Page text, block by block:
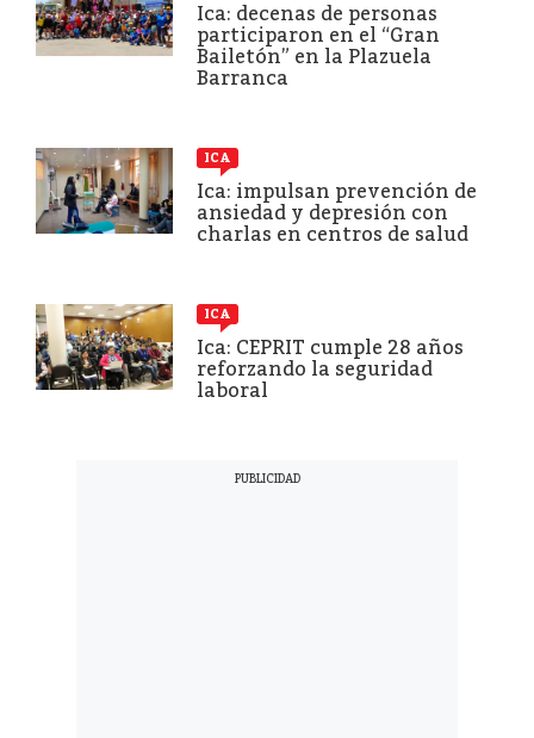
Ica: decenas de personas
participaron en el “Gran
Bailetón” en la Plazuela
Barranca
ICA
Ica: impulsan prevención de
ansiedad y depresión con
charlas en centros de salud
ICA
Ica: CEPRIT cumple 28 años
reforzando la seguridad
laboral